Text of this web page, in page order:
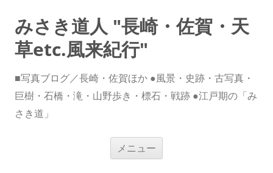
みさき道人 "長崎・佐賀・天
草etc.風来紀行"
■写真ブログ／長崎・佐賀ほか ●風景・史跡・古写真・
巨樹・石橋・滝・山野歩き・標石・戦跡 ●江戸期の「み
さき道」
メニュー